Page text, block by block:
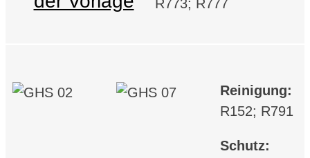
R773; R777
Reinigung:
R152; R791
Schutz: